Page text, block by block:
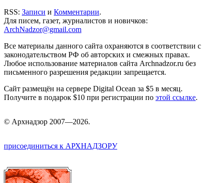
RSS: Записи и Комментарии.
Для писем, газет, журналистов и новичков:
ArchNadzor@gmail.com
Все материалы данного сайта охраняются в соответствии с
законодательством РФ об авторских и смежных правах.
Любое использование материалов сайта Archnadzor.ru без
письменного разрешения редакции запрещается.
Сайт размещён на сервере Digital Ocean за $5 в месяц.
Получите в подарок $10 при регистрации по этой ссылке.
© Архнадзор 2007—2026.
присоединиться к АРХНАДЗОРУ